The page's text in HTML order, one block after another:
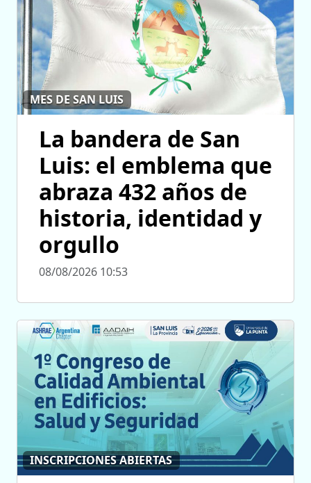
MES DE SAN LUIS
La bandera de San
Luis: el emblema que
abraza 432 años de
historia, identidad y
orgullo
08/08/2026 10:53
INSCRIPCIONES ABIERTAS